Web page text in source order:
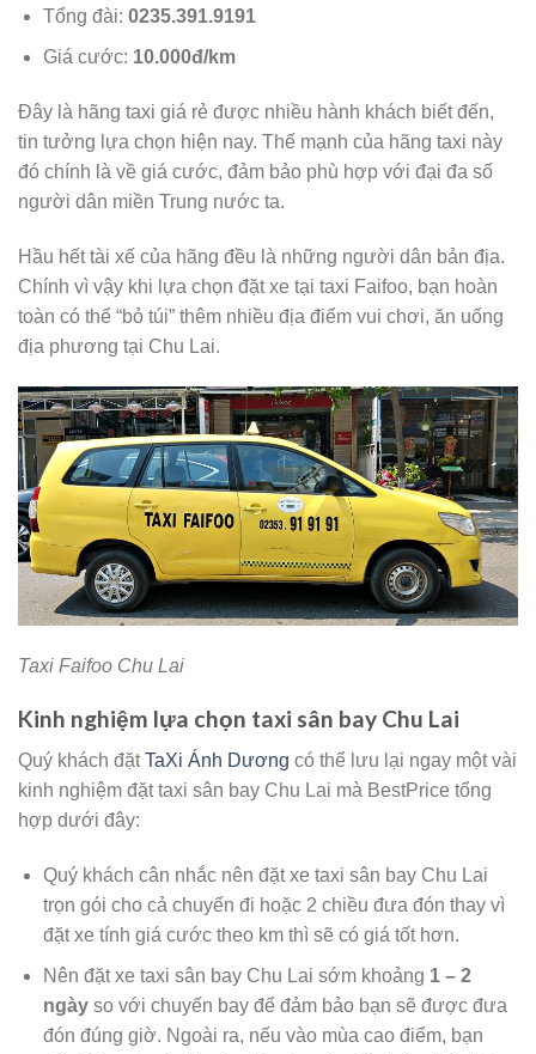
Tổng đài: 0235.391.9191
Giá cước: 10.000đ/km
Đây là hãng taxi giá rẻ được nhiều hành khách biết đến,
tin tưởng lựa chọn hiện nay. Thế mạnh của hãng taxi này
đó chính là về giá cước, đảm bảo phù hợp với đại đa số
người dân miền Trung nước ta.
Hầu hết tài xế của hãng đều là những người dân bản địa.
Chính vì vậy khi lựa chọn đặt xe tại taxi Faifoo, bạn hoàn
toàn có thể “bỏ túi” thêm nhiều địa điểm vui chơi, ăn uống
địa phương tại Chu Lai.
Taxi Faifoo Chu Lai
Kinh nghiệm lựa chọn taxi sân bay Chu Lai
Quý khách đặtTaXi Ánh Dương có thể lưu lại ngay một vài
kinh nghiệm đặt taxi sân bay Chu Lai mà BestPrice tổng
hợp dưới đây:
Quý khách cân nhắc nên đặt xe taxi sân bay Chu Lai
trọn gói cho cả chuyến đi hoặc 2 chiều đưa đón thay vì
đặt xe tính giá cước theo km thì sẽ có giá tốt hơn.
Nên đặt xe taxi sân bay Chu Lai sớm khoảng 1 – 2
ngàyso với chuyến bay để đảm bảo bạn sẽ được đưa
đón đúng giờ. Ngoài ra, nếu vào mùa cao điểm, bạn